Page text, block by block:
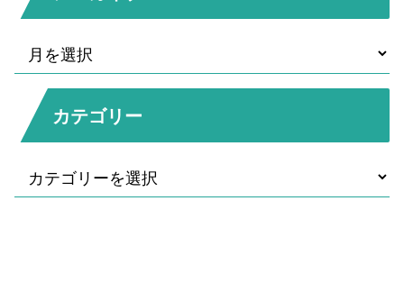
カテゴリー